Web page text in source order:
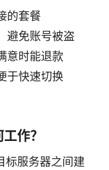
的套餐
避免账号被盗
意时能退款
于快速切换
作？
标服务器之间建